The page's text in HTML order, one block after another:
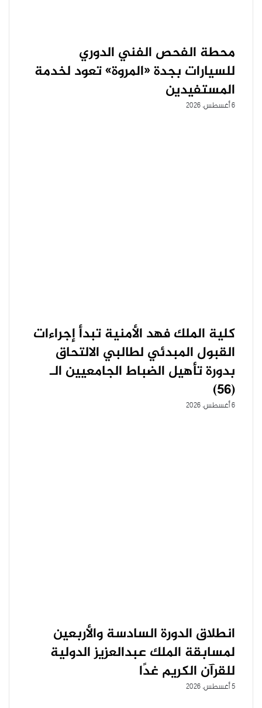
محطة الفحص الفني الدوري
للسيارات بجدة «المروة» تعود لخدمة
المستفيدين
6 أغسطس، 2026
كلية الملك فهد الأمنية تبدأ إجراءات
القبول المبدئي لطالبي الالتحاق
بدورة تأهيل الضباط الجامعيين الـ
(56)
6 أغسطس، 2026
انطلاق الدورة السادسة والأربعين
لمسابقة الملك عبدالعزيز الدولية
للقرآن الكريم غدًا
5 أغسطس، 2026